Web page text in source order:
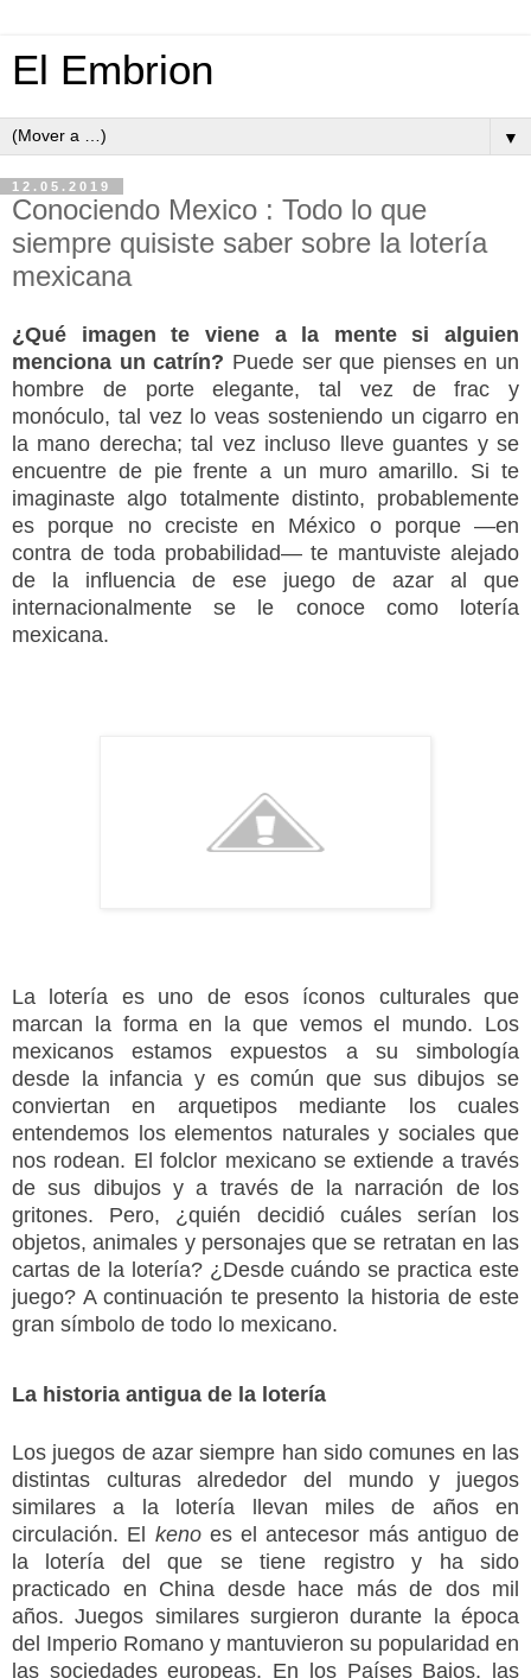
El Embrion
▼
12.05.2019
Conociendo Mexico : Todo lo que
siempre quisiste saber sobre la lotería
mexicana
¿Qué imagen te viene a la mente si alguien
menciona un catrín? Puede ser que pienses en un
hombre de porte elegante, tal vez de frac y
monóculo, tal vez lo veas sosteniendo un cigarro en
la mano derecha; tal vez incluso lleve guantes y se
encuentre de pie frente a un muro amarillo. Si te
imaginaste algo totalmente distinto, probablemente
es porque no creciste en México o porque —en
contra de toda probabilidad— te mantuviste alejado
de la influencia de ese juego de azar al que
internacionalmente se le conoce como lotería
mexicana.
La lotería es uno de esos íconos culturales que
marcan la forma en la que vemos el mundo. Los
mexicanos estamos expuestos a su simbología
desde la infancia y es común que sus dibujos se
conviertan en arquetipos mediante los cuales
entendemos los elementos naturales y sociales que
nos rodean. El folclor mexicano se extiende a través
de sus dibujos y a través de la narración de los
gritones. Pero, ¿quién decidió cuáles serían los
objetos, animales y personajes que se retratan en las
cartas de la lotería? ¿Desde cuándo se practica este
juego? A continuación te presento la historia de este
gran símbolo de todo lo mexicano.
La historia antigua de la lotería
Los juegos de azar siempre han sido comunes en las
distintas culturas alrededor del mundo y juegos
similares a la lotería llevan miles de años en
circulación. El kenoes el antecesor más antiguo de
la lotería del que se tiene registro y ha sido
practicado en China desde hace más de dos mil
años. Juegos similares surgieron durante la época
del Imperio Romano y mantuvieron su popularidad en
las sociedades europeas. En los Países Bajos, las